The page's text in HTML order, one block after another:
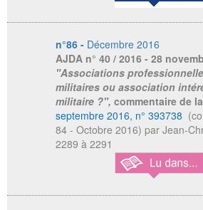
n°86 - Décembre 2016
AJDA n° 40 / 2016 - 28
"Associations
militaires ou association
militaire ?", commentaire de
septembre 2016, n° 393738
84 - Octobre 2016) par Jean-
2289 à 2291